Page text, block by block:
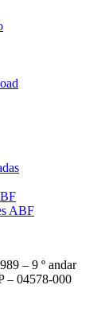
ABF
– 9 º andar
– 04578-000